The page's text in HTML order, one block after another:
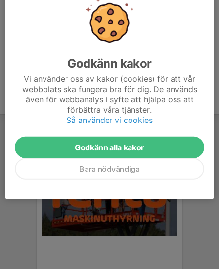
Godkänn kakor
Vi använder oss av kakor (cookies) för att vår
webbplats ska fungera bra för dig. De används
även för webbanalys i syfte att hjälpa oss att
förbättra våra tjänster.
Så använder vi cookies
Godkänn alla kakor
Bara nödvändiga